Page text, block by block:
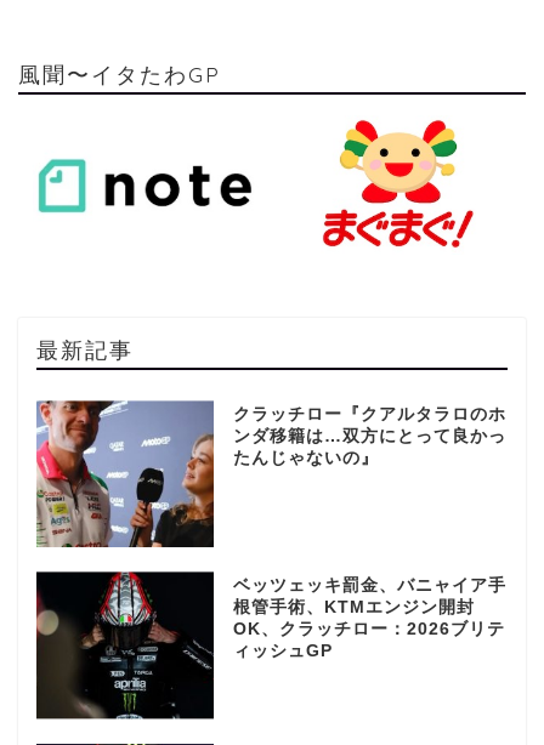
風聞〜イタたわGP
最新記事
クラッチロー『クアルタラロのホ
ンダ移籍は…双方にとって良かっ
たんじゃないの』
ベッツェッキ罰金、バニャイア手
根管手術、KTMエンジン開封
OK、クラッチロー：2026ブリテ
ィッシュGP